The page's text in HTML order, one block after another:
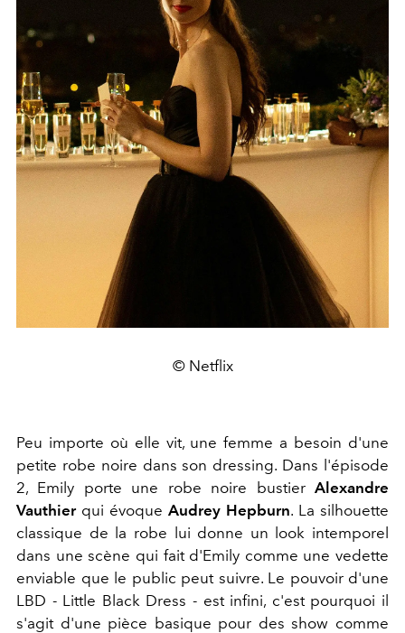
© Netflix
Peu importe où elle vit, une femme a besoin d'une
petite robe noire dans son dressing. Dans l'épisode
2, Emily porte une robe noire bustier Alexandre
Vauthierqui évoque Audrey Hepburn. La silhouette
classique de la robe lui donne un look intemporel
dans une scène qui fait d'Emily comme une vedette
enviable que le public peut suivre. Le pouvoir d'une
LBD - Little Black Dress - est infini, c'est pourquoi il
s'agit d'une pièce basique pour des show comme